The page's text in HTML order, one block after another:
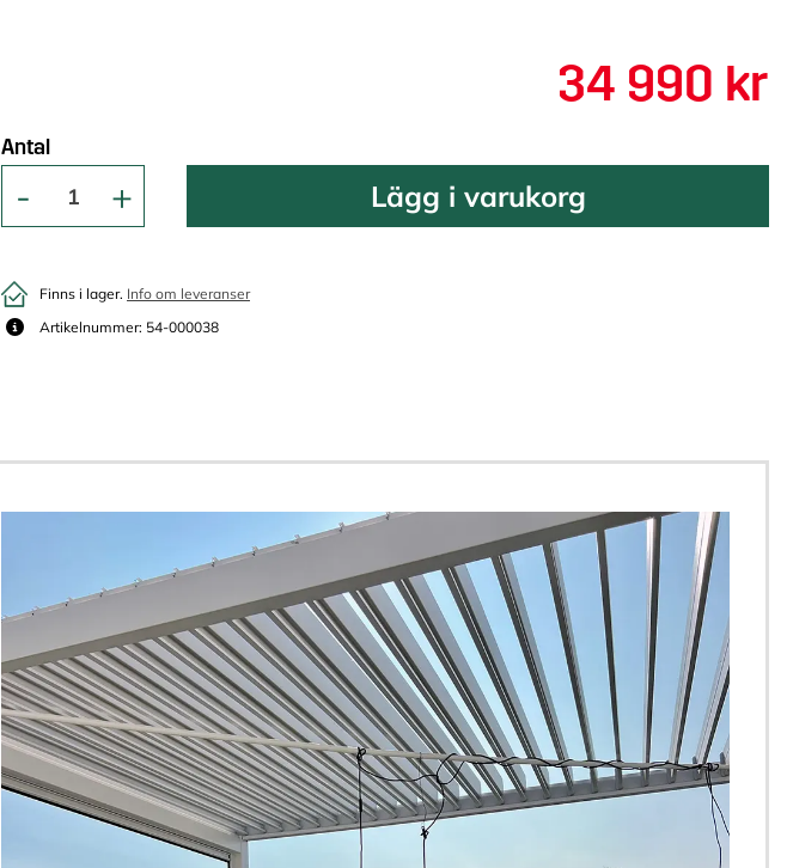
34 990 kr
Antal
Lägg i varukorg
Finns i lager. Info om leveranser
Artikelnummer: 54-000038